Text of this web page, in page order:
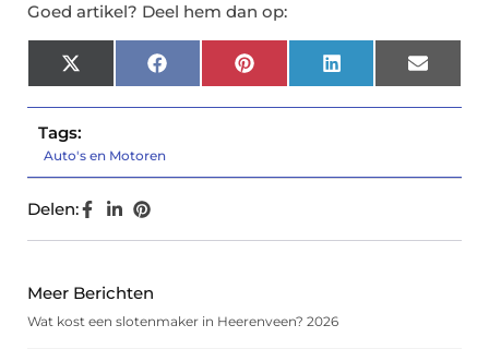
Goed artikel? Deel hem dan op:
X
(Twitter)
FacebookPinterest LinkedIn Email
Tags:
Auto's en Motoren
Delen:
Meer Berichten
Wat kost een slotenmaker in Heerenveen? 2026